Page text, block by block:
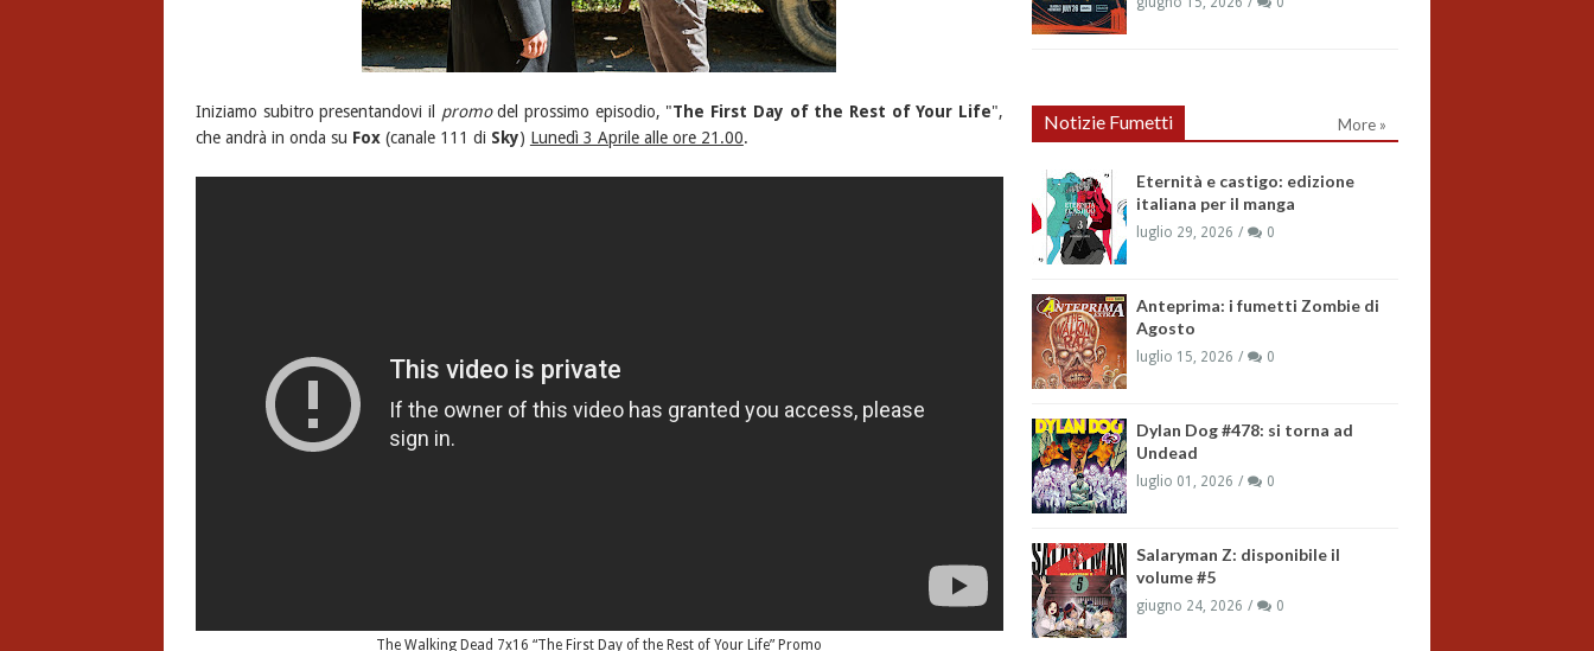
Iniziamo subitro presentandovi il promodel prossimo episodio, "The First Day of the Rest of Your Life",
che andrà in onda su Fox(canale 111 di Sky) Lunedì 3 Aprile alle ore 21.00.
The Walking Dead 7x16 “The First Day of the Rest of Your Life” Promo
Notizie Fumetti More »
Eternità e castigo: edizione
italiana per il manga
luglio 29, 2026 0
Anteprima: i fumetti Zombie di
Agosto
luglio 15, 2026 0
Dylan Dog #478: si torna ad
Undead
luglio 01, 2026 0
Salaryman Z: disponibile il
volume #5
giugno 24, 2026 0